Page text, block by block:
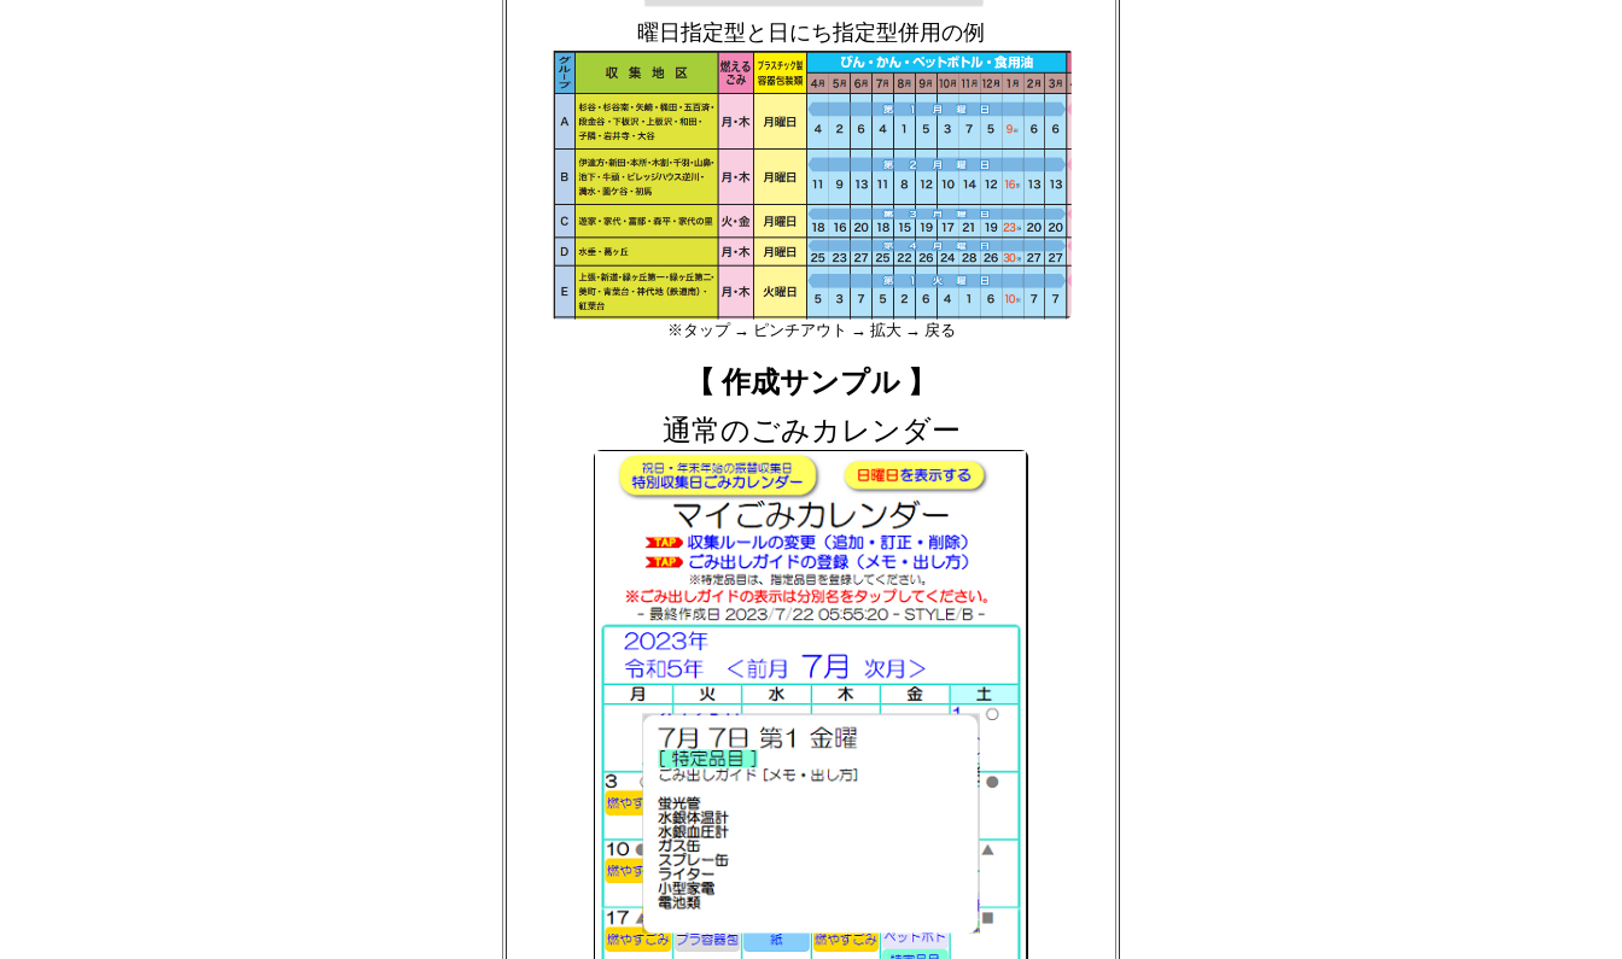
曜日指定型と日にち指定型併用の例
※タップ → ピンチアウト → 拡大 → 戻る
【 作成サンプル 】
通常のごみカレンダー